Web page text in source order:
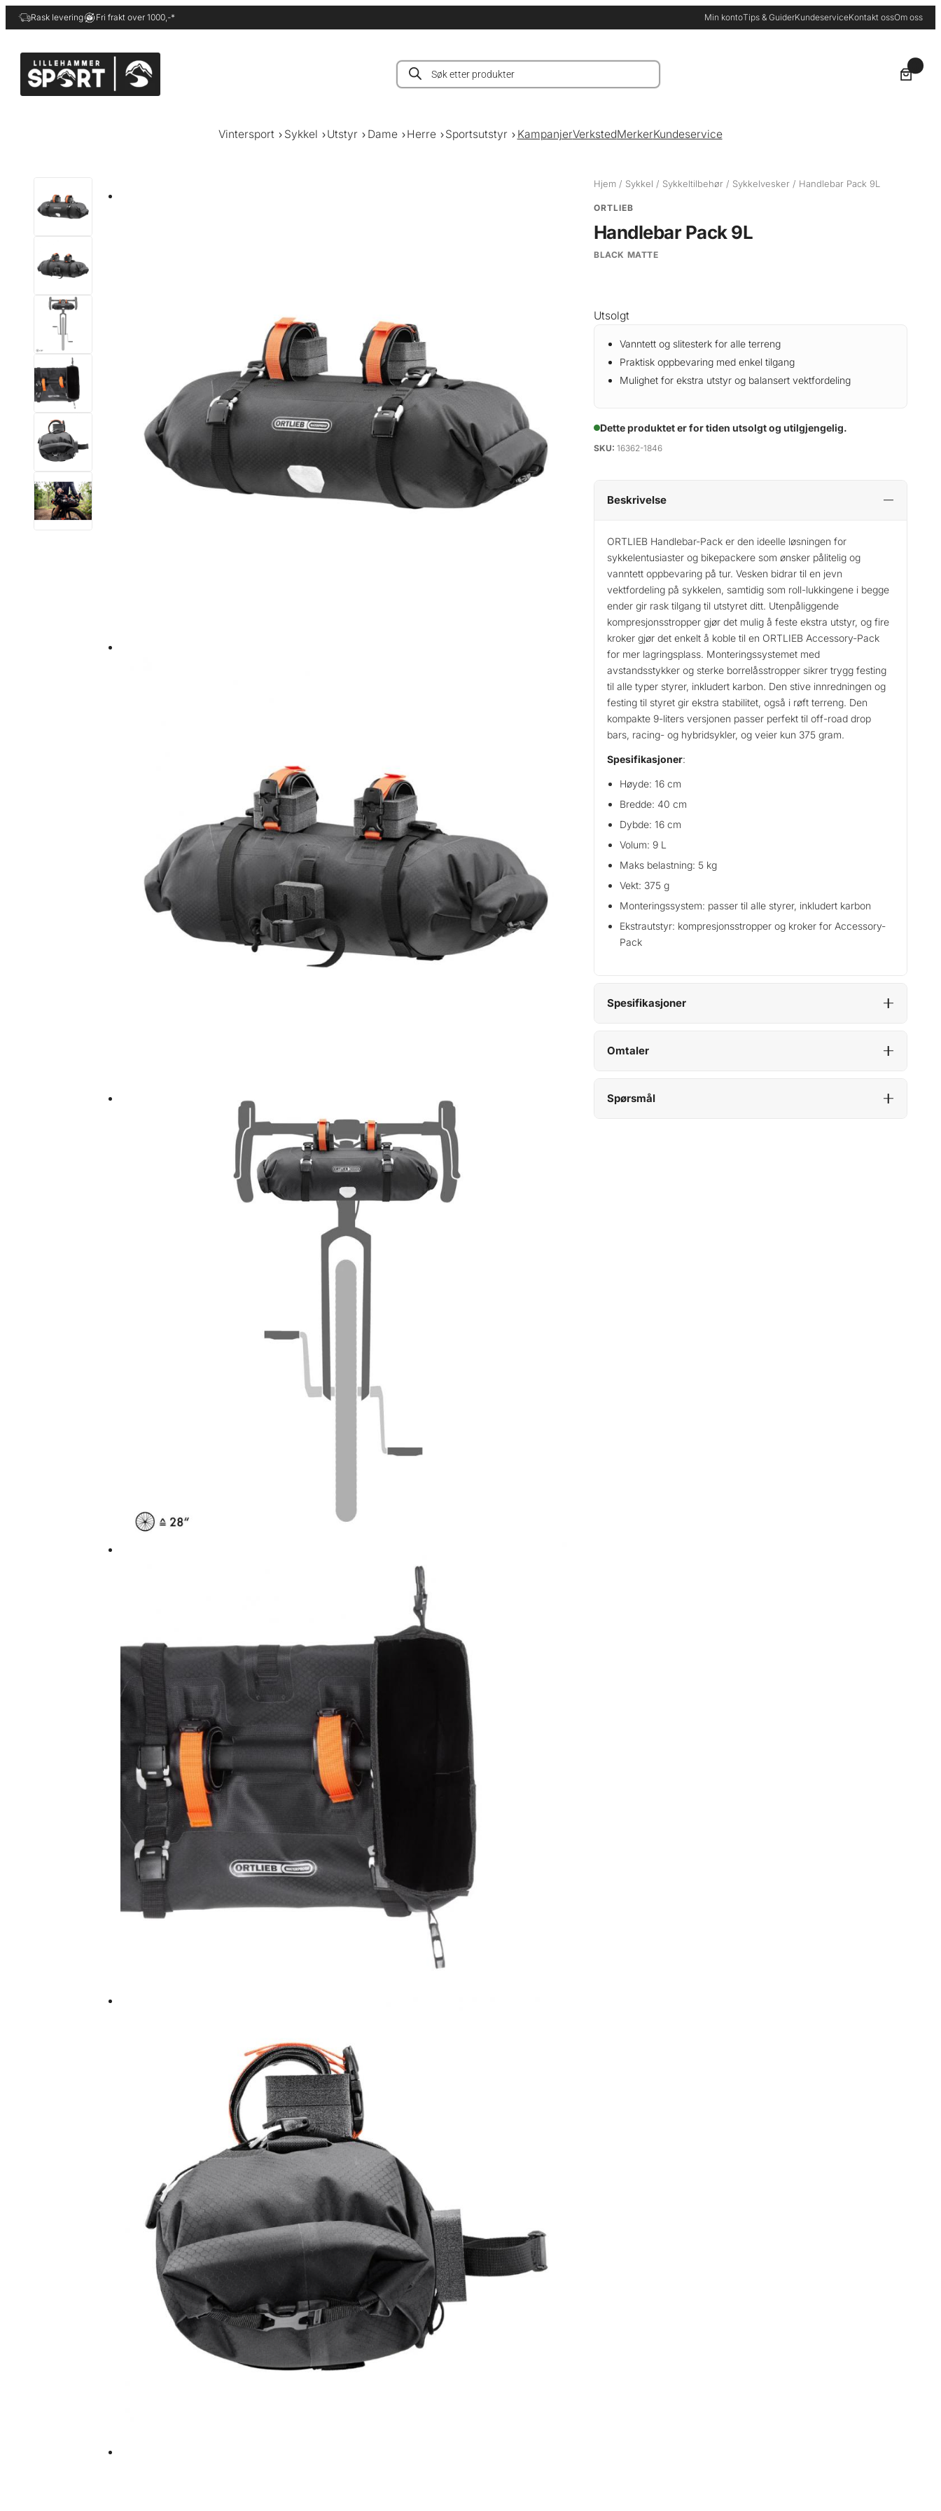
Hopp
til
Rask levering Fri frakt over 1000,-* Min kontoTips & GuiderKundeserviceKontakt ossOm oss
Products
search
Vintersport Sykkel Utstyr Dame Herre Sportsutstyr KampanjerVerkstedMerkerKundeservice
Hjem / Sykkel / Sykkeltilbehør / Sykkelvesker / Handlebar Pack 9L
ORTLIEB
Handlebar Pack 9L
BLACK MATTE
Utsolgt
Vanntett og slitesterk for alle terreng
Praktisk oppbevaring med enkel tilgang
Mulighet for ekstra utstyr og balansert vektfordeling
Dette produktet er for tiden utsolgt og utilgjengelig.
SKU: 16362-1846
Beskrivelse
ORTLIEB Handlebar-Pack er den ideelle løsningen for
sykkelentusiaster og bikepackere som ønsker pålitelig og
vanntett oppbevaring på tur. Vesken bidrar til en jevn
vektfordeling på sykkelen, samtidig som roll-lukkingene i begge
ender gir rask tilgang til utstyret ditt. Utenpåliggende
kompresjonsstropper gjør det mulig å feste ekstra utstyr, og fire
kroker gjør det enkelt å koble til en ORTLIEB Accessory-Pack
for mer lagringsplass. Monteringssystemet med
avstandsstykker og sterke borrelåsstropper sikrer trygg festing
til alle typer styrer, inkludert karbon. Den stive innredningen og
festing til styret gir ekstra stabilitet, også i røft terreng. Den
kompakte 9-liters versjonen passer perfekt til off-road drop
bars, racing- og hybridsykler, og veier kun 375 gram.
Spesifikasjoner:
Høyde: 16 cm
Bredde: 40 cm
Dybde: 16 cm
Volum: 9 L
Maks belastning: 5 kg
Vekt: 375 g
Monteringssystem: passer til alle styrer, inkludert karbon
Ekstrautstyr: kompresjonsstropper og kroker for Accessory-
Pack
Spesifikasjoner
Omtaler
Spørsmål